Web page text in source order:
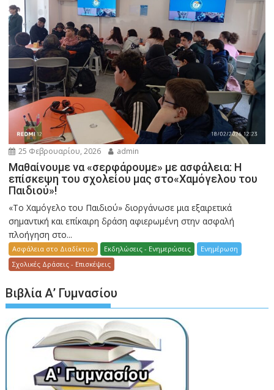
25 Φεβρουαρίου, 2026 admin
Μαθαίνουμε να «σερφάρουμε» με ασφάλεια: Η
επίσκεψη του σχολείου μας στο«Χαμόγελου του
Παιδιού»!
«Το Χαμόγελο του Παιδιού» διοργάνωσε μια εξαιρετικά
σημαντική και επίκαιρη δράση αφιερωμένη στην ασφαλή
πλοήγηση στο...
Ασφάλεια στο Διαδίκτυο Εκδηλώσεις - Ενημερώσεις
Ενημέρωση
Σχολικές Δράσεις - Επισκέψεις
Βιβλία Α’ Γυμνασίου